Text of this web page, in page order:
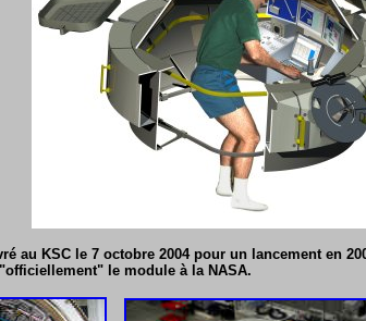
au KSC le 7 octobre 2004 pour un lancement en
le module à la NASA.